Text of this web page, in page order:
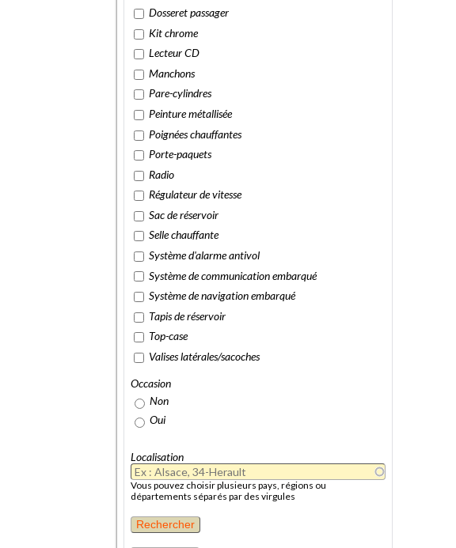
Dosseret passager
Kit chrome
Lecteur CD
Manchons
Pare-cylindres
Peinture métallisée
Poignées chauffantes
Porte-paquets
Radio
Régulateur de vitesse
Sac de réservoir
Selle chauffante
Système d'alarme antivol
Système de communication embarqué
Système de navigation embarqué
Tapis de réservoir
Top-case
Valises latérales/sacoches
Occasion
Non
Oui
Localisation
Vous pouvez choisir plusieurs pays, régions ou
départements séparés par des virgules